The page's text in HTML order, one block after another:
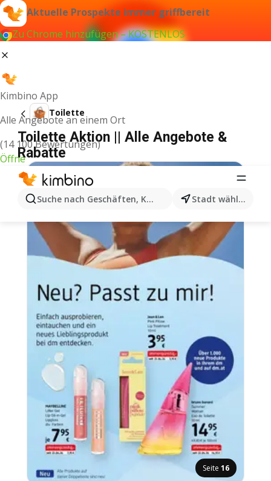
Aktuelle Prospekte immer griffbereit
Zu Chrome hinzufügen – KOSTENLOS
Kimbino App
Alle Angebote an einem Ort
(14 100 Bewertungen)
Öffne
Suche nach Geschäften, Kategorien, Produkten...
Stadt wählen
Toilette
Toilette Aktion || Alle Angebote &
Rabatte
Seite 16